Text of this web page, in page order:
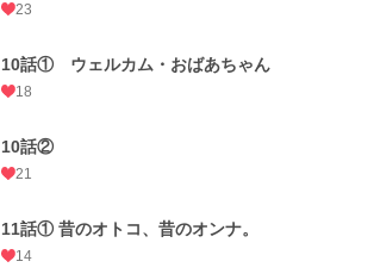
23
10話① ウェルカム・おばあちゃん
18
10話②
21
11話① 昔のオトコ、昔のオンナ。
14